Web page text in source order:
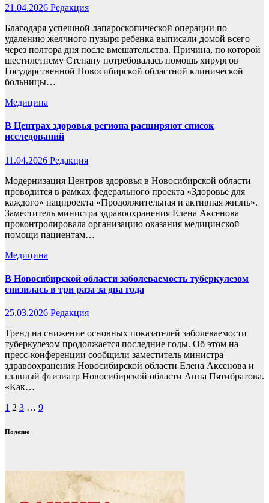
21.04.2026 Редакция
Благодаря успешной лапароскопической операции по
удалению желчного пузыря ребенка выписали домой всего
через полтора дня после вмешательства. Причина, по которой
шестилетнему Степану потребовалась помощь хирургов
Государственной Новосибирской областной клинической
больницы…
Медицина
В Центрах здоровья региона расширяют список
исследований
11.04.2026 Редакция
Модернизация Центров здоровья в Новосибирской области
проводится в рамках федерального проекта «Здоровье для
каждого» нацпроекта «Продолжительная и активная жизнь».
Заместитель министра здравоохранения Елена Аксенова
проконтролировала организацию оказания медицинской
помощи пациентам…
Медицина
В Новосибирской области заболеваемость туберкулезом
снизилась в три раза за два года
25.03.2026 Редакция
Тренд на снижение основных показателей заболеваемости
туберкулезом продолжается последние годы. Об этом на
пресс-конференции сообщили заместитель министра
здравоохранения Новосибирской области Елена Аксенова и
главный фтизиатр Новосибирской области Анна Пятибратова.
«Как…
Пагинация
записей
1 2 3 … 9
Полезно